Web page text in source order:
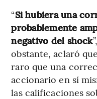
“Si hubiera una
probablemente
negativo del shock
obstante, aclaró
raro que una
accionario en sí
las calificaciones